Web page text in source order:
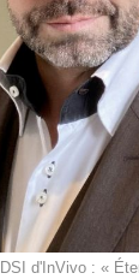
d'InVivo : «